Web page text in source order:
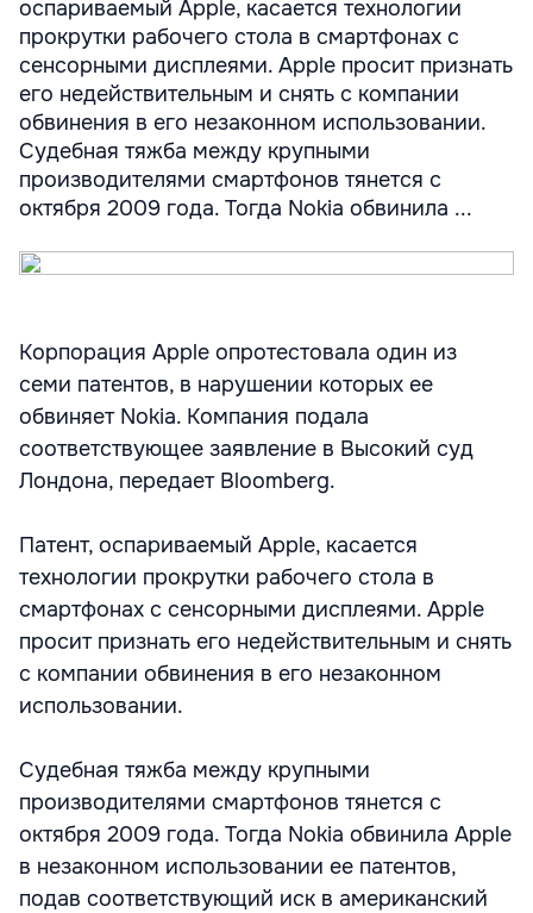
оспариваемый Apple, касается технологии
прокрутки рабочего стола в смартфонах с
сенсорными дисплеями. Apple просит признать
его недействительным и снять с компании
обвинения в его незаконном использовании.
Судебная тяжба между крупными
производителями смартфонов тянется с
октября 2009 года. Тогда Nokia обвинила ...
Корпорация Apple опротестовала один из
семи патентов, в нарушении которых ее
обвиняет Nokia. Компания подала
соответствующее заявление в Высокий суд
Лондона, передает Bloomberg.
Патент, оспариваемый Apple, касается
технологии прокрутки рабочего стола в
смартфонах с сенсорными дисплеями. Apple
просит признать его недействительным и снять
с компании обвинения в его незаконном
использовании.
Судебная тяжба между крупными
производителями смартфонов тянется с
октября 2009 года. Тогда Nokia обвинила Apple
в незаконном использовании ее патентов,
подав соответствующий иск в американский